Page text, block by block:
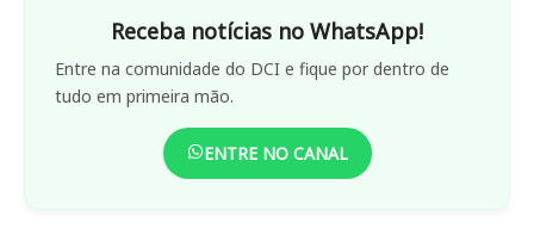
Receba notícias no WhatsApp!
Entre na comunidade do DCI e fique por dentro de
tudo em primeira mão.
ENTRE NO CANAL